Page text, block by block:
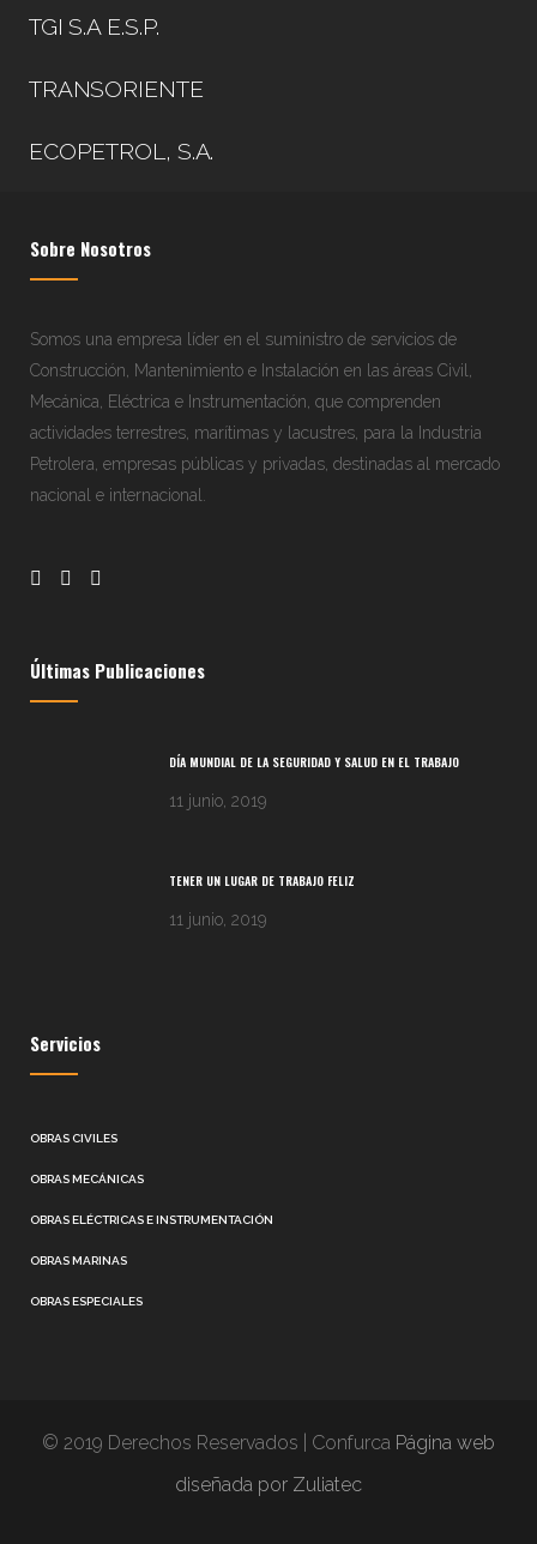
TGI S.A E.S.P.
TRANSORIENTE
ECOPETROL, S.A.
Sobre Nosotros
Somos una empresa líder en el suministro de servicios de
Construcción, Mantenimiento e Instalación en las áreas Civil,
Mecánica, Eléctrica e Instrumentación, que comprenden
actividades terrestres, marítimas y lacustres, para la Industria
Petrolera, empresas públicas y privadas, destinadas al mercado
nacional e internacional.
Últimas Publicaciones
DÍA MUNDIAL DE LA SEGURIDAD Y SALUD EN EL TRABAJO
11 junio, 2019
TENER UN LUGAR DE TRABAJO FELIZ
11 junio, 2019
Servicios
OBRAS CIVILES
OBRAS MECÁNICAS
OBRAS ELÉCTRICAS E INSTRUMENTACIÓN
OBRAS MARINAS
OBRAS ESPECIALES
© 2019 Derechos Reservados | Confurca Página web
diseñada por Zuliatec